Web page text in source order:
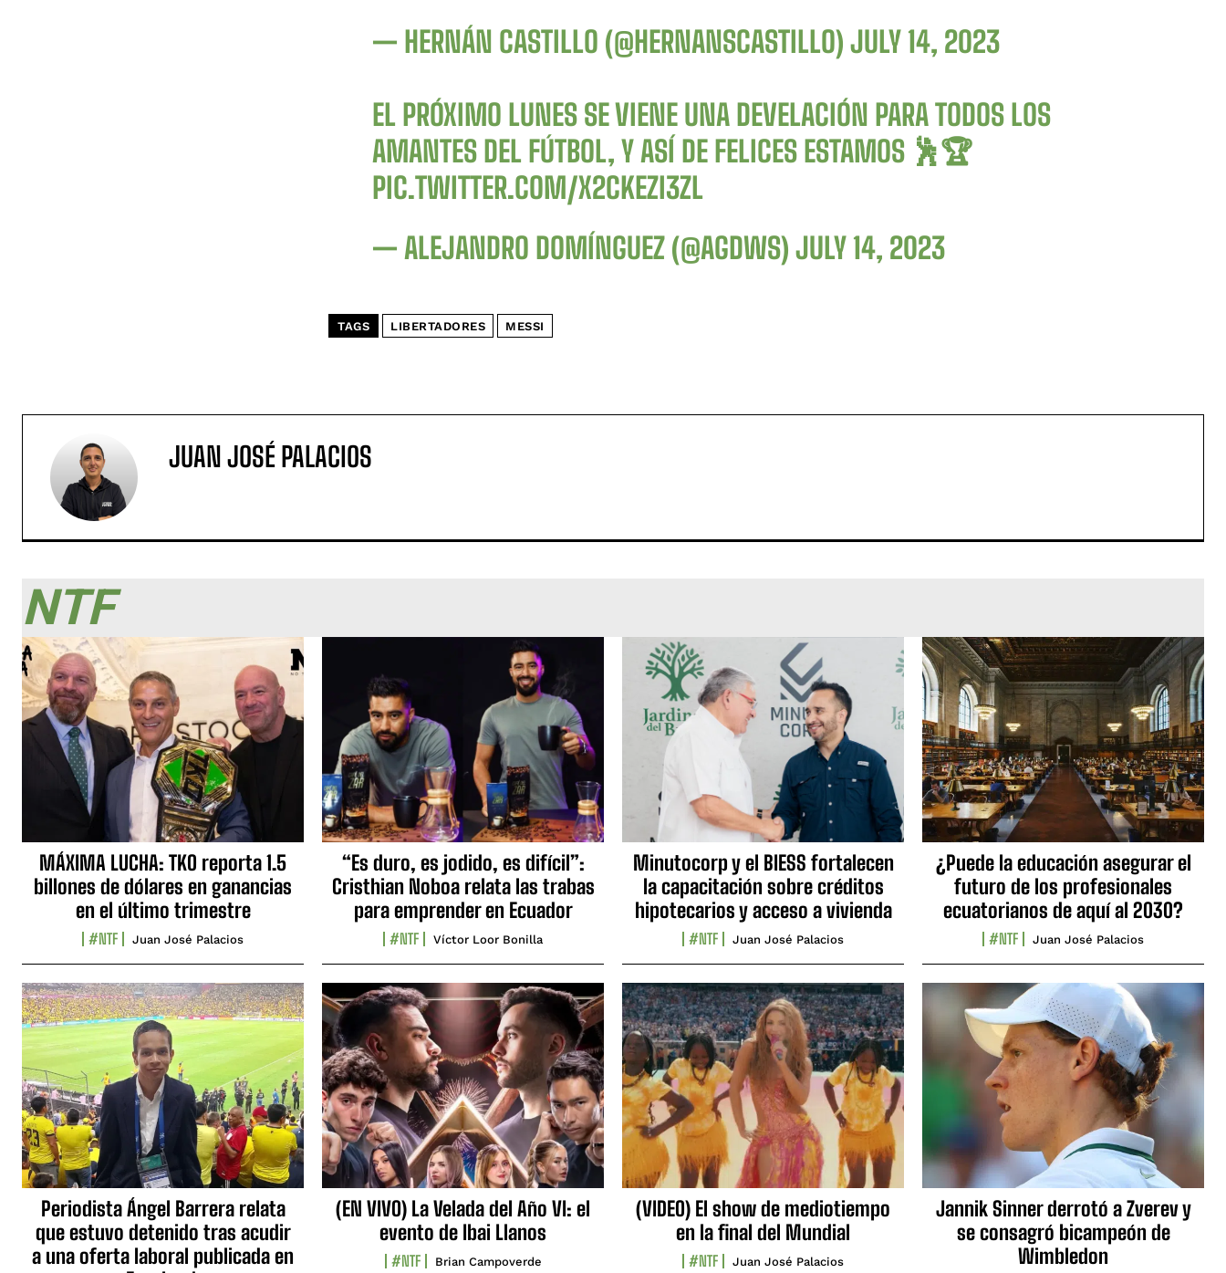
— HERNÁN CASTILLO (@HERNANSCASTILLO) JULY 14, 2023
EL PRÓXIMO LUNES SE VIENE UNA DEVELACIÓN PARA TODOS LOS
AMANTES DEL FÚTBOL, Y ASÍ DE FELICES ESTAMOS 🕺🏆
PIC.TWITTER.COM/X2CKEZI3ZL
— ALEJANDRO DOMÍNGUEZ (@AGDWS) JULY 14, 2023
TAGS LIBERTADORES MESSI
JUAN JOSÉ PALACIOS
NTF
MÁXIMA LUCHA: TKO reporta 1.5
billones de dólares en ganancias
en el último trimestre
#NTF Juan José Palacios
“Es duro, es jodido, es difícil”:
Cristhian Noboa relata las trabas
para emprender en Ecuador
#NTF Víctor Loor Bonilla
Minutocorp y el BIESS fortalecen
la capacitación sobre créditos
hipotecarios y acceso a vivienda
#NTF Juan José Palacios
¿Puede la educación asegurar el
futuro de los profesionales
ecuatorianos de aquí al 2030?
#NTF Juan José Palacios
Periodista Ángel Barrera relata
que estuvo detenido tras acudir
a una oferta laboral publicada en
(EN VIVO) La Velada del Año VI: el
evento de Ibai Llanos
#NTF Brian Campoverde
(VIDEO) El show de mediotiempo
en la final del Mundial
#NTF Juan José Palacios
Jannik Sinner derrotó a Zverev y
se consagró bicampeón de
Wimbledon